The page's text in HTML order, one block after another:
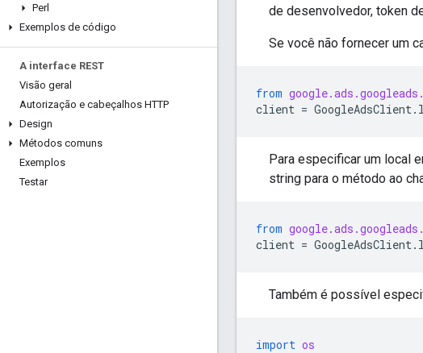
Perl
Exemplos de código
A interface REST
Visão geral
Autorização e cabeçalhos HTTP
Design
Métodos comuns
Exemplos
Testar
de desenvolvedor, token
Se você não fornecer um
from
client = GoogleAdsClient.
Para especificar um local
string para o método ao
from
client = GoogleAdsClient.
Também é possível
import os